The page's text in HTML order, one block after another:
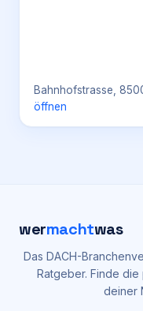
Bahnhofstrasse,
öffnen
wermachtwas
Das DACH-
Ratgeber. Finde die
deiner